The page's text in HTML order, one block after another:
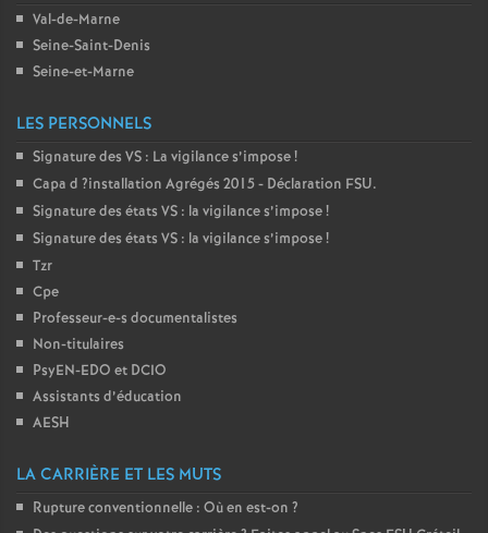
Val-de-Marne
Seine-Saint-Denis
Seine-et-Marne
LES PERSONNELS
Signature des VS : La vigilance s’impose!
Capa d ?installation Agrégés 2015 - Déclaration FSU.
Signature des états VS : la vigilance s’impose!
Signature des états VS : la vigilance s’impose!
Tzr
Cpe
Professeur-e-s documentalistes
Non-titulaires
PsyEN-EDO et DCIO
Assistants d’éducation
AESH
LA CARRIÈRE ET LES MUTS
Rupture conventionnelle : Où en est-on ?